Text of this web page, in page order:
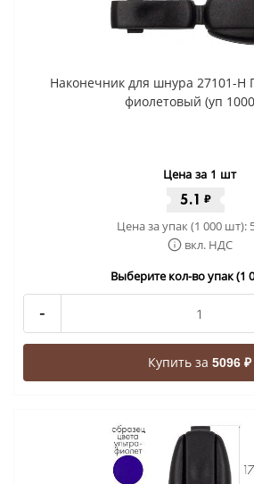
Наконечник для шнура 27101-Н
фиолетовый (уп
Цена за 1 шт
5.1 ₽
Цена за упак (1 000 шт):
вкл. НДС
Выберите кол-во упак (1
-
Купить за 5096 ₽